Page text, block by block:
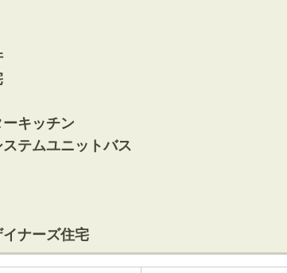
ーキッチン
テムユニットバス
イナーズ住宅